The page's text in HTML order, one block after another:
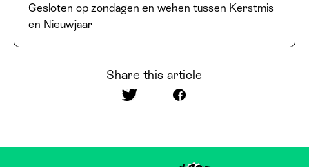
Share this article
Share on TwitterShare on Facebook
Gesloten op zondagen en weken tussen Kerstmis
en Nieuwjaar